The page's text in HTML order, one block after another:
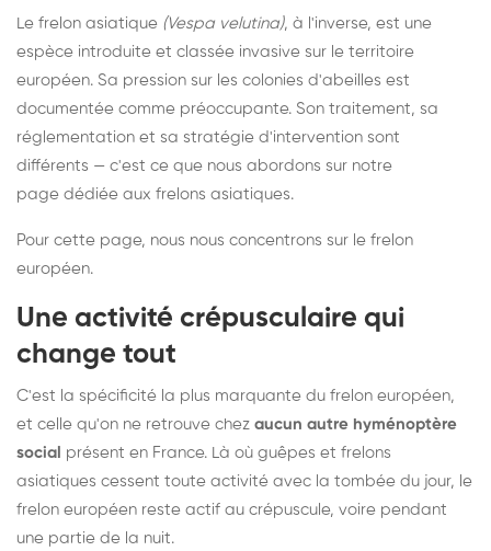
Le frelon asiatique (Vespa velutina), à l'inverse, est une
espèce introduite et classée invasive sur le territoire
européen. Sa pression sur les colonies d'abeilles est
documentée comme préoccupante. Son traitement, sa
réglementation et sa stratégie d'intervention sont
différents — c'est ce que nous abordons sur notre
page dédiée aux frelons asiatiques.
Pour cette page, nous nous concentrons sur le frelon
européen.
Une activité crépusculaire qui
change tout
C'est la spécificité la plus marquante du frelon européen,
et celle qu'on ne retrouve chez aucun autre hyménoptère
social présent en France. Là où guêpes et frelons
asiatiques cessent toute activité avec la tombée du jour, le
frelon européen reste actif au crépuscule, voire pendant
une partie de la nuit.